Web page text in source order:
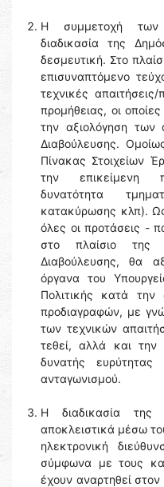
H συμμετοχή των
διαδικασία της
δεσμευτική. Στο
επισυναπτόμενο
τεχνικές
προμήθειας, οι
την αξιολόγηση των
Διαβούλευσης.
Πίνακας Στοιχείων
την επικείμενη
δυνατότητα
κατακύρωσης κλπ). Ως
όλες οι προτάσεις -
στο πλαίσιο της
Διαβούλευσης, θα
όργανα του
Πολιτικής κατά την
προδιαγραφών, με
των τεχνικών
τεθεί, αλλά και την
δυνατής
ανταγωνισμού.
Η διαδικασία της
αποκλειστικά μέσω
ηλεκτρονική
σύμφωνα με τους
έχουν αναρτηθεί